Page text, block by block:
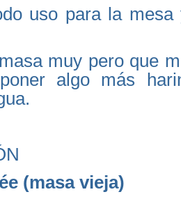
uso para la
muy pero que
algo más
(masa vieja)